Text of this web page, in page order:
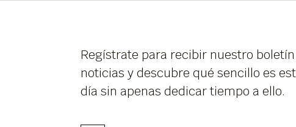
Regístrate para recibir nuestro
noticias y descubre qué sencillo es
día sin apenas dedicar tiempo a ello.